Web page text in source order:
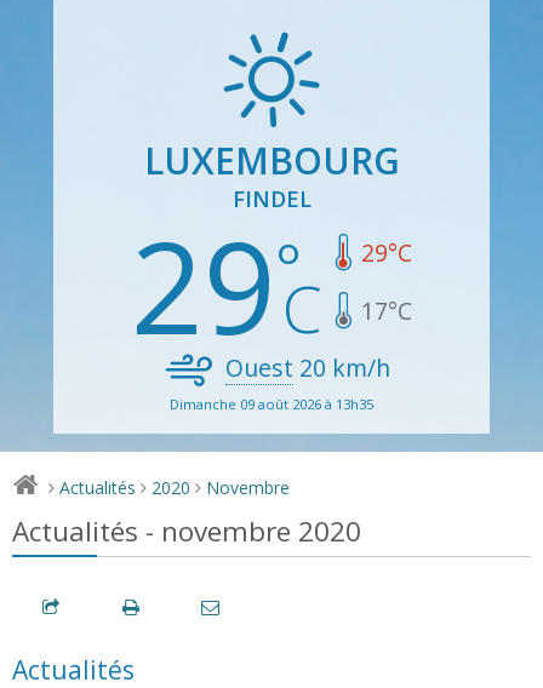
LUXEMBOURG
FINDEL
29 29°C
17°C
Ouest 20 km/h
Dimanche 09 août 2026 à 13h35
> Actualités > 2020 > Novembre
Actualités - novembre 2020
Actualités